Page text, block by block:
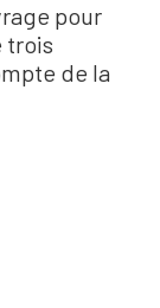
pour
trois
de la